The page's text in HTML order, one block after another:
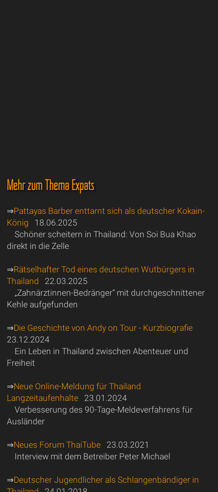
Mehr zum Thema Expats
⇒Pattayas Barber enttarnt sich als deutscher Kokain-
König 18.06.2025
Schöner scheitern in Thailand: Von Soi Bua Khao
direkt in die Zelle
⇒Rätselhafter Tod eines deutschen Wutbürgers in
Thailand 22.03.2025
„Zahnärztinnen-Bedränger“ mit durchgeschnittener
Kehle aufgefunden
⇒Die Geschichte von Andy on Tour - Kurzbiografie
23.12.2024
Ein Leben in Thailand zwischen Abenteuer und
Freiheit
⇒Neue Online-Meldung für Thailand
Langzeitaufenhalte23.01.2024
Verbesserung des 90-Tage-Meldeverfahrens für
Ausländer
⇒Neues Forum ThaiTube23.03.2021
Interview mit dem Betreiber Peter Michael
⇒Deutscher Jugendlicher als Schlangenbändiger in